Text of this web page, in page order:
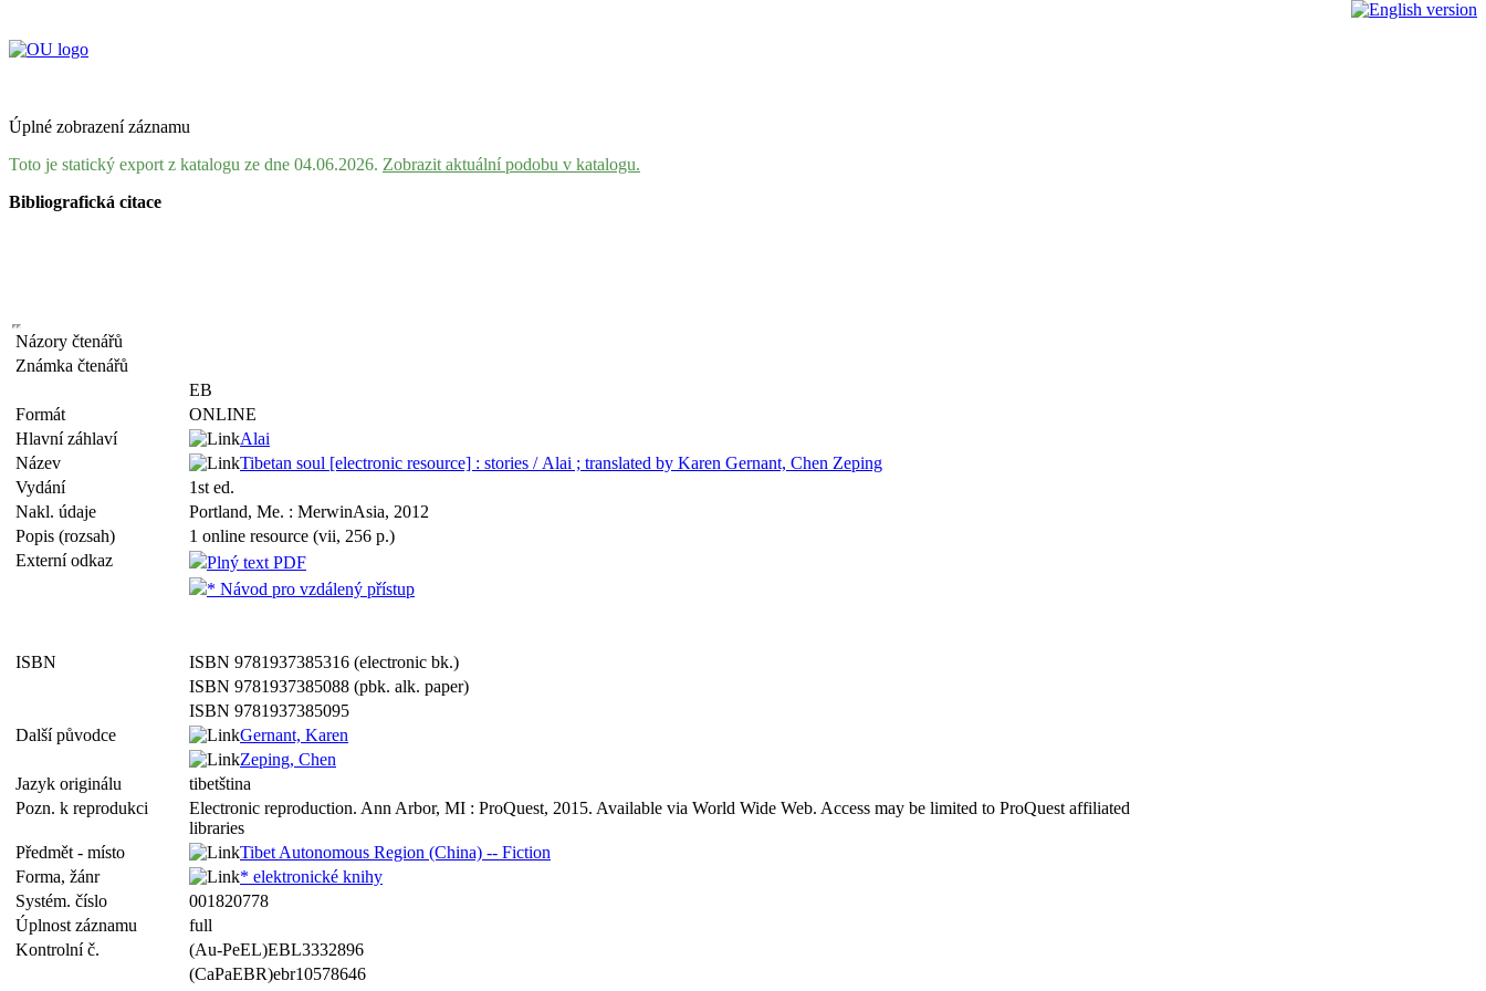
Úplné zobrazení záznamu
Toto je statický export z katalogu ze dne 04.06.2026. Zobrazit aktuální podobu v katalogu.
Bibliografická citace
Názory čtenářů
Známka čtenářů
EB
Formát
ONLINE
Hlavní záhlaví
Alai
Název
Tibetan soul [electronic resource] : stories / Alai ; translated by Karen Gernant, Chen Zeping
Vydání
1st ed.
Nakl. údaje
Portland, Me. : MerwinAsia, 2012
Popis (rozsah)
1 online resource (vii, 256 p.)
Externí odkaz
Plný text PDF
* Návod pro vzdálený přístup
ISBN
ISBN 9781937385316 (electronic bk.)
ISBN 9781937385088 (pbk. alk. paper)
ISBN 9781937385095
Další původce
Gernant, Karen
Zeping, Chen
Jazyk originálu
tibetština
Pozn. k reprodukci
Electronic reproduction. Ann Arbor, MI : ProQuest, 2015. Available via World Wide Web. Access may be limited to ProQuest affiliated
libraries
Předmět - místo
Tibet Autonomous Region (China) -- Fiction
Forma, žánr
* elektronické knihy
Systém. číslo
001820778
Úplnost záznamu
full
Kontrolní č.
(Au-PeEL)EBL3332896
(CaPaEBR)ebr10578646